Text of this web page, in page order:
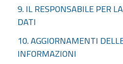
9. IL RESPONSABILE PER
DATI
10. AGGIORNAMENTI
INFORMAZIONI